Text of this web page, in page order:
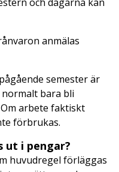
anmälas
semester är
bara bli
arbete faktiskt
förbrukas.
ut i pengar?
huvudregel förläggas